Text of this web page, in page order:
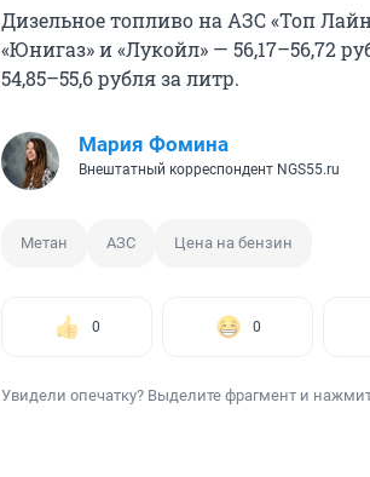
Дизельное топливо на АЗС «Топ
«Юнигаз» и «Лукойл» — 56,17–56,72
54,85–55,6 рубля за литр.
Мария Фомина
Внештатный корреспондент NGS55.ru
Метан АЗС Цена на бензин
0 0
Увидели опечатку? Выделите фрагмент и